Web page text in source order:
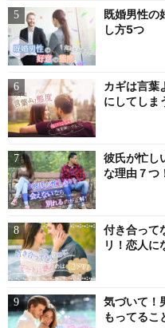
既婚男性の
し方5つ
カギは言葉
にしてしま
彼氏が忙し
な理由７つ
付き合って
リ！恋人に
気づいて！
もってるこ